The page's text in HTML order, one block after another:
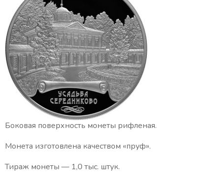
Боковая поверхность монеты рифленая.
Монета изготовлена качеством «пруф».
Тираж монеты — 1,0 тыс. штук.